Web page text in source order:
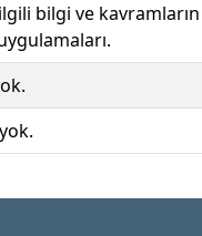
bilgi ve